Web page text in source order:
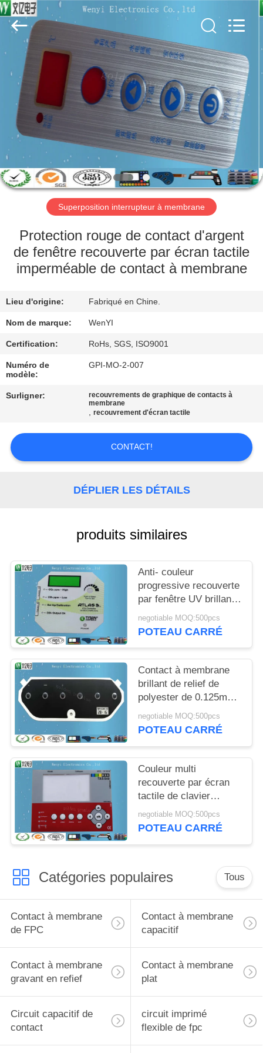
MAISON
DES
PRODUITS
AU
SUJET
DE
NOUS
VISITE
D'USINE
CONTRÔLE
DE
QUALITÉ
CONTACTEZ-
NOUS
DEMANDEZ
UNE
PRIVACY
POLICY
Dongguan
Jinyuanhang
Electronic
Technology
Rights
Reserved.
Superposition interrupteur à membrane
Protection rouge de contact d'argent
de fenêtre recouverte par écran tactile
imperméable de contact à membrane
Lieu d'origine: Fabriqué en Chine.
Nom de marque: WenYI
Certification: RoHs, SGS, ISO9001
Numéro de
modèle:
GPI-MO-2-007
Surligner:
recouvrements de graphique de contacts à
membrane
,recouvrement d'écran tactile
CONTACT!
DÉPLIER LES DÉTAILS
produits similaires
Anti- couleur
progressive recouverte
par fenêtre UV brillante
plate 0.125mm
d'affichage à cristaux
de polyester
negotiable MOQ:500pcs
POTEAU CARRÉ
Contact à membrane
brillant de relief de
polyester de 0.125mm
recouvert avec le
numéro de série et la
negotiable MOQ:500pcs
POTEAU CARRÉ
Couleur multi
recouverte par écran
tactile de clavier
numérique de contact à
membrane numérique
negotiable MOQ:500pcs
POTEAU CARRÉ
Catégories populaires Tous
Contact à membrane
de FPC
Contact à membrane
capacitif
Contact à membrane
gravant en refief
Contact à membrane
plat
Circuit capacitif de
contact
circuit imprimé
flexible de fpc